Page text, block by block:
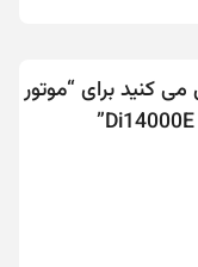
کنید برای “موتور